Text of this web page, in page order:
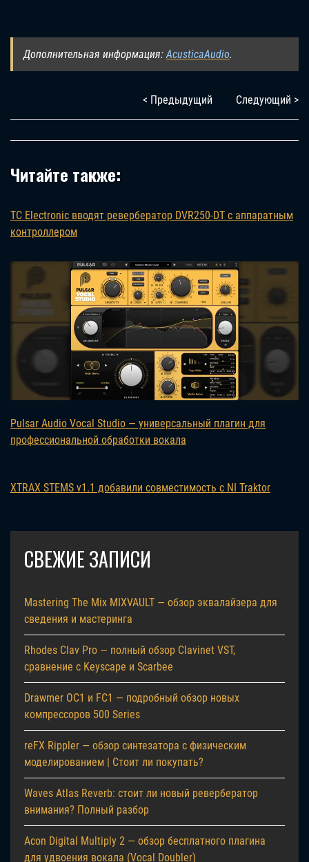
Дополнительная информация:AcusticaAudio.
< Предыдущий Следующий >
Читайте также:
TC Electronic вводят ревербератор DVR250-DT с аппаратным
контроллером
Pulsar Audio Vocal Studio — универсальный плагин для
профессиональной обработки вокала
XTRAX STEMS v1.1 добавили совместимость с NI Traktor
СВЕЖИЕ ЗАПИСИ
Mastering The Mix MIXVAULT — обзор эквалайзера для
сведения и мастеринга
Rhodes Clav Pro — полный обзор Clavinet VST,
сравнение с Keyscape и Scarbee
Drawmer OC1 и FC1 — подробный обзор новых
компрессоров 500 Series
reFX Rippler — обзор синтезатора с физическим
моделированием | Стоит ли покупать?
Waves Atlas Reverb: стоит ли новый ревербератор
внимания? Полный разбор
Acon Digital Multiply 2 — обзор бесплатного плагина
для удвоения вокала (Vocal Doubler)